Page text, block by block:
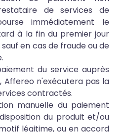
de services de
immédiatement le
à la fin du premier jour
en cas de fraude ou de
du service auprès
Affereo n'exécutera pas la
contractés.
manuelle du paiement
du produit et/ou
légitime, ou en accord